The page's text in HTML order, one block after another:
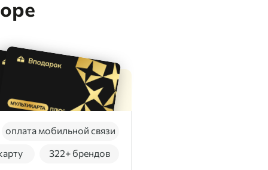
оплата мобильной связи
322+ брендов